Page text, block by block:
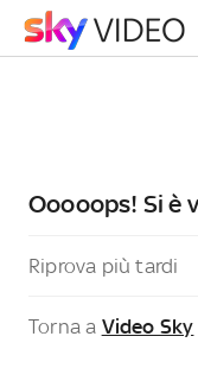
Ooooops! Si è
Riprova più tardi
Torna a Video Sky